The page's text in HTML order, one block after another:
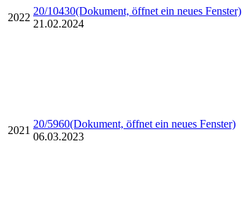
2022
20/10430(Dokument, öffnet ein neues Fenster)
21.02.2024
2021
20/5960(Dokument, öffnet ein neues Fenster)
06.03.2023